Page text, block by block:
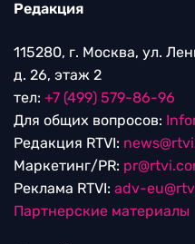
Редакция
115280, г. Москва, ул.
д. 26, этаж 2
тел: +7 (499) 579-86-96
Для общих вопросов:
Редакция RTVI:
Маркетинг/PR:
Реклама RTVI: adv-
Партнерские материалы